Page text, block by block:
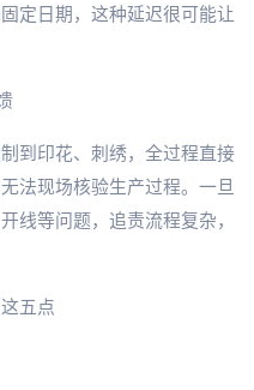
定日期，这种延迟很可能让
到印花、刺绣，全过程直接
法现场核验生产过程。一旦
线等问题，追责流程复杂，
五点